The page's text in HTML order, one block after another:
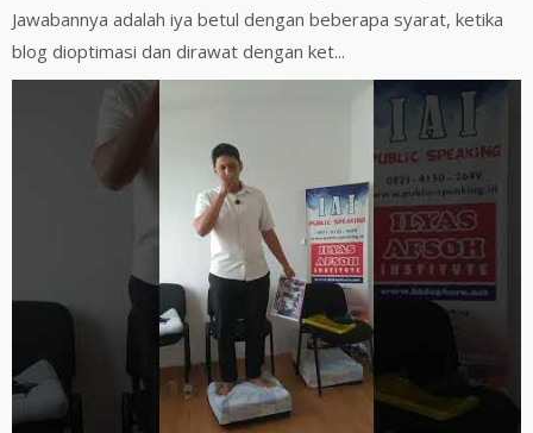
Jawabannya adalah iya betul dengan beberapa syarat, ketika
blog dioptimasi dan dirawat dengan ket...